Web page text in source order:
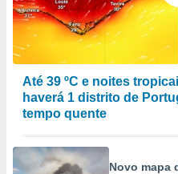
Até 39 ºC e noites
haverá 1 distrito de
tempo quente
Novo mapa